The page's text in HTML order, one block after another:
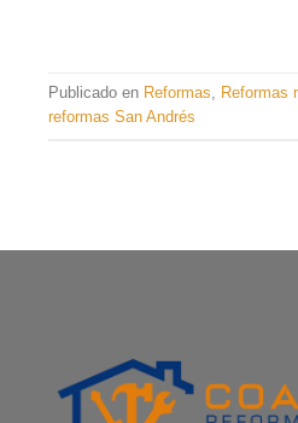
Publicado en Reformas, Reformas
reformas San Andrés